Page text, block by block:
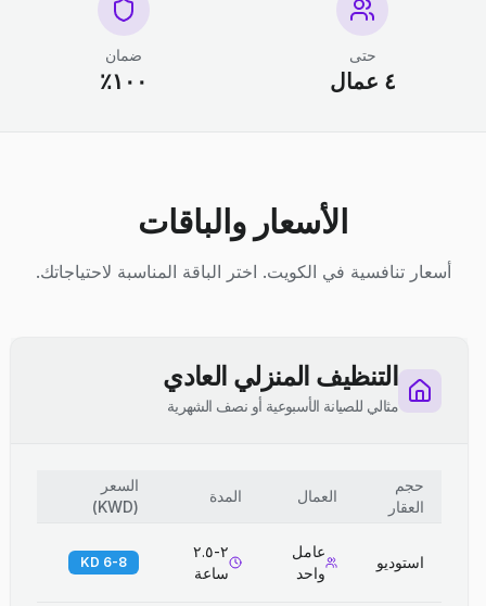
حتى
٤ عمال
ضمان
١٠٠٪
الأسعار والباقات
أسعار تنافسية في الكويت. اختر الباقة المناسبة لاحتياجاتك.
التنظيف المنزلي العادي
مثالي للصيانة الأسبوعية أو نصف الشهرية
حجم
العقار
العمال المدة
السعر
(
KWD
)
استوديو
عامل
واحد
٢-٢.٥
ساعة
6-8 KD